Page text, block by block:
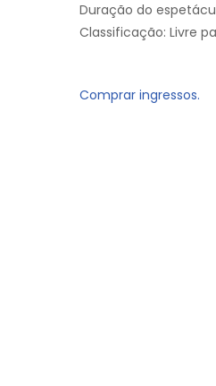
Duração do
Classificação: Livre
Comprar ingressos.